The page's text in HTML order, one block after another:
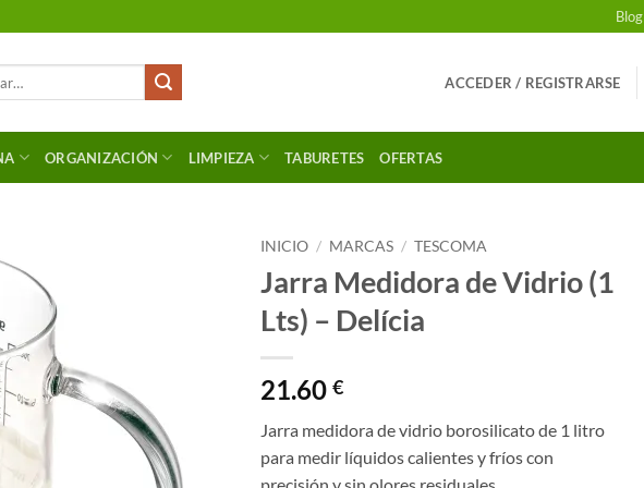
Blog
ACCEDER / REGISTRARSE
ORGANIZACIÓN LIMPIEZA TABURETES OFERTAS
INICIO / MARCAS / TESCOMA
Jarra Medidora de Vidrio (1
Lts) – Delícia
21.60 €
Jarra medidora de vidrio borosilicato de 1 litro
para medir líquidos calientes y fríos con